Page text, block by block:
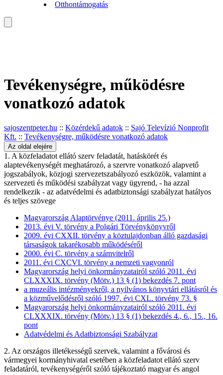
Otthontámogatás
Tevékenységre, működésre
vonatkozó adatok
sajoszentpeter.hu :: Közérdekű adatok :: Sajó Televízió Nonprofit
Kft. :: Tevékenységre, működésre vonatkozó adatok
Az oldal elejére
1. A közfeladatot ellátó szerv feladatát, hatáskörét és
alaptevékenységét meghatározó, a szervre vonatkozó alapvető
jogszabályok, közjogi szervezetszabályozó eszközök, valamint a
szervezeti és működési szabályzat vagy ügyrend, - ha azzal
rendelkezik - az adatvédelmi és adatbiztonsági szabályzat hatályos
és teljes szövege
Magyarország Alaptörvénye (2011. április 25.)
2013. évi V. törvény a Polgári Törvénykönyvről
2009. évi CXXII. törvény a köztulajdonban álló gazdasági
társaságok takarékosabb működéséről
2000. évi C. törvény a számvitelről
2011. évi CXCVI. törvény a nemzeti vagyonról
Magyarország helyi önkormányzatairól szóló 2011. évi
CLXXXIX. törvény (Mötv.) 13 § (1) bekezdés 7. pont
a muzeális intézményekről, a nyilvános könyvtári ellátásról és
a közművelődésről szóló 1997. évi CXL. törvény 73. §
Magyarország helyi önkormányzatairól szóló 2011. évi
CLXXXIX. törvény (Mötv.) 13 § (1) bekezdés 4., 6., 15., 16.
pont
Adatvédelmi és Adatbiztonsági Szabályzat
2. Az országos illetékességű szervek, valamint a fővárosi és
vármegyei kormányhivatal esetében a közfeladatot ellátó szerv
feladatáról, tevékenységéről szóló tájékoztató magyar és angol